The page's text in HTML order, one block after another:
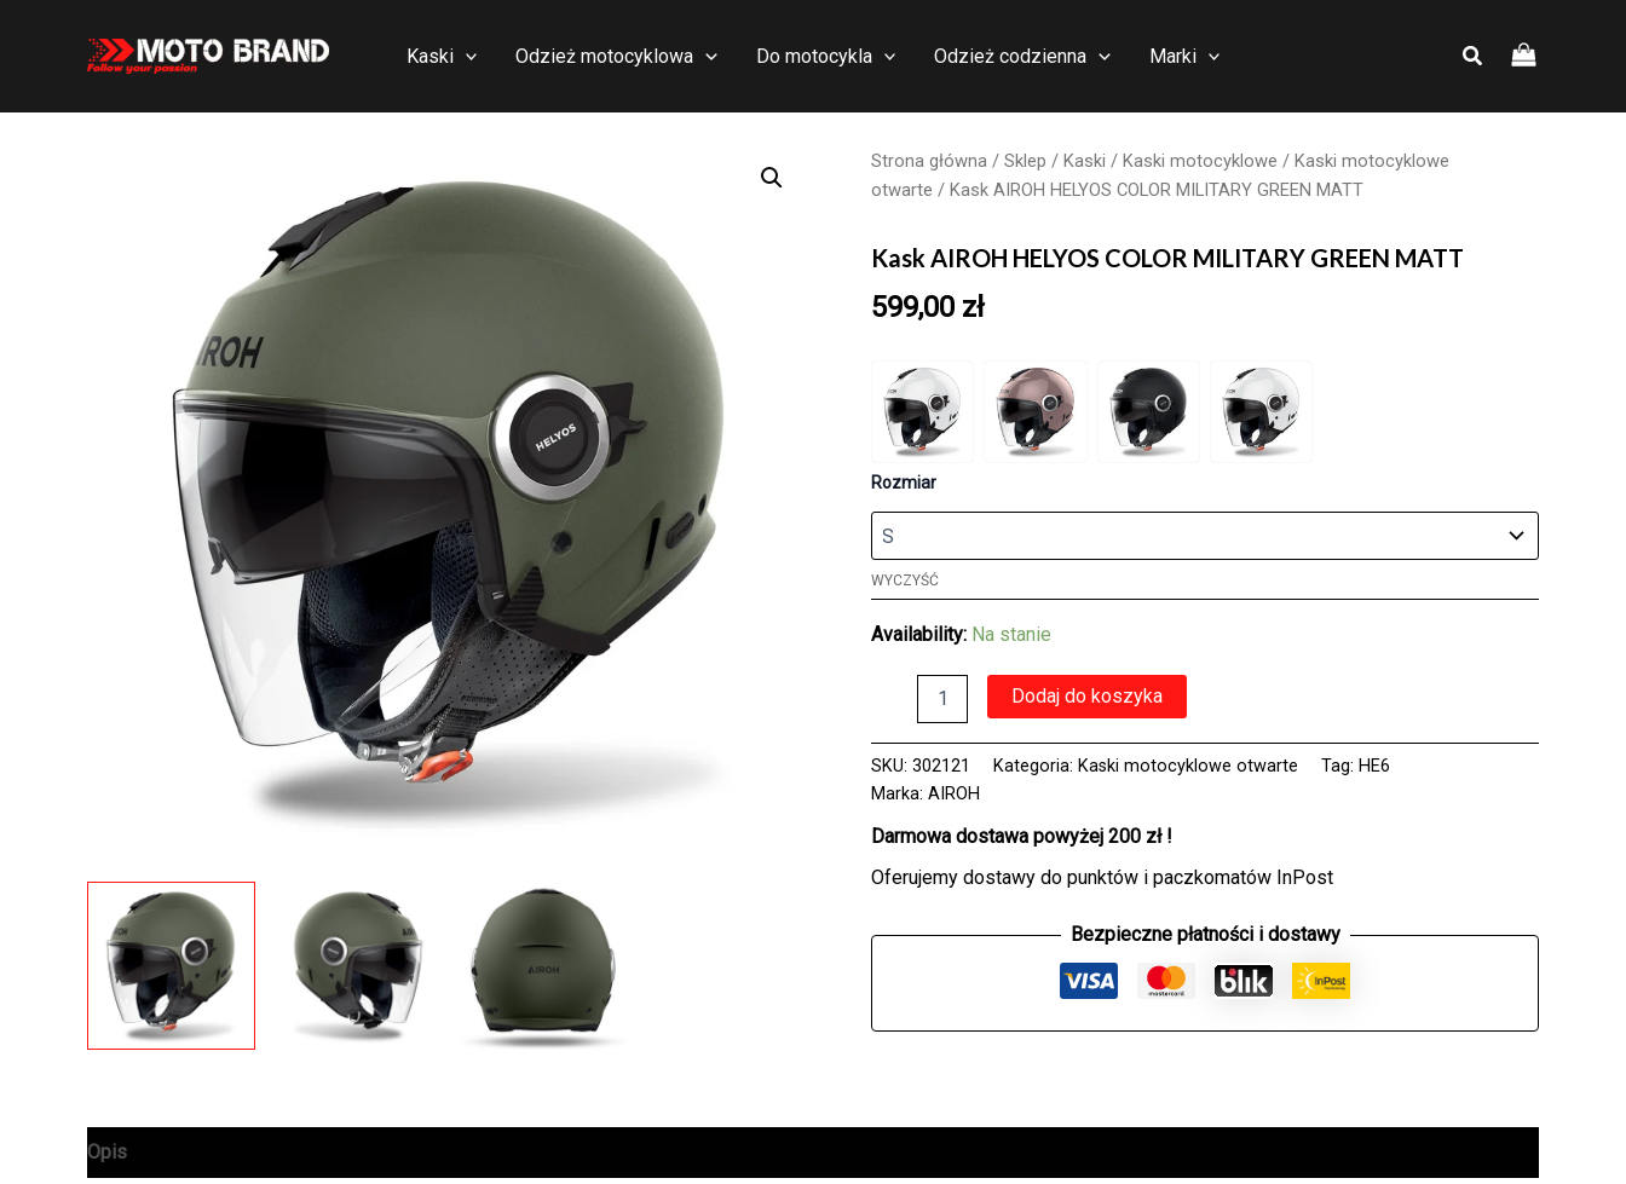
Kaski Odzież motocyklowa Do motocykla Odzież codzienna Marki
Strona główna / Sklep / Kaski / Kaski motocyklowe / Kaski motocyklowe
otwarte / Kask AIROH HELYOS COLOR MILITARY GREEN MATT
Kask AIROH HELYOS COLOR MILITARY GREEN MATT
599,00 zł
Rozmiar
WYCZYŚĆ
Availability: Na stanie
HELYOS
COLOR
MILITARY
GREEN
Dodaj do koszyka
SKU: 302121 Kategoria: Kaski motocyklowe otwarte Tag: HE6
Marka: AIROH
Darmowa dostawa powyżej 200 zł !
Oferujemy dostawy do punktów i paczkomatów InPost
Bezpieczne płatności i dostawy
Opis